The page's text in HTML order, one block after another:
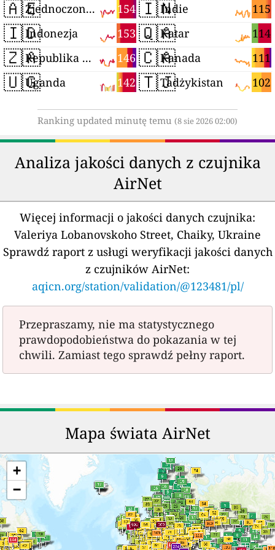
🇦🇪 154
Zjednoczone Emiraty Arabskie
🇮🇩 153
Indonezja
🇿🇦 146
Republika Południowej Afryki
🇺🇬 142
Uganda
🇮🇳 115
Indie
🇶🇦 114
Katar
🇨🇦 111
Kanada
🇹🇯 102
Tadżykistan
Ranking updated minutę temu (8 sie 2026 02:00)
Analiza jakości danych z czujnika
AirNet
Więcej informacji o jakości danych czujnika:
Valeriya Lobanovskoho Street, Chaiky, Ukraine
Sprawdź raport z usługi weryfikacji jakości danych
z czujników AirNet:
aqicn.org/station/validation/@123481/pl/
Przepraszamy, nie ma statystycznego
prawdopodobieństwa do pokazania w tej
chwili. Zamiast tego sprawdź pełny raport.
Mapa świata AirNet
+
−